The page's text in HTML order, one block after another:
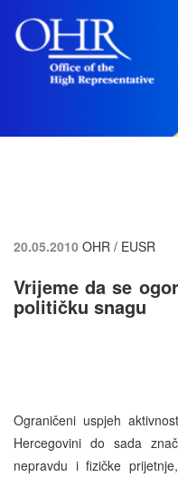
20.05.2010 OHR / EUSR
Vrijeme da se
političku snagu
Ograničeni uspjeh
Hercegovini do sada
nepravdu i fizičke